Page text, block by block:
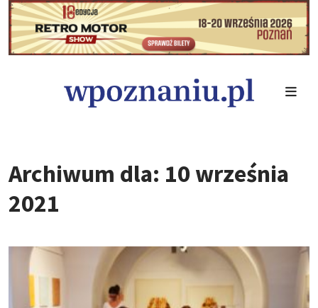
Archiwum dla: 10 września
2021